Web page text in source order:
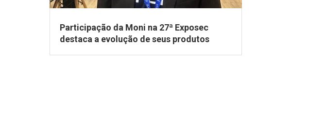
Participação da Moni na 27ª Exposec
destaca a evolução de seus produtos